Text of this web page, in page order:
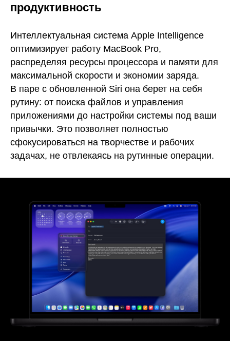
продуктивность
Интеллектуальная система Apple Intelligence
оптимизирует работу MacBook Pro,
распределяя ресурсы процессора и памяти для
максимальной скорости и экономии заряда.
В паре с обновленной Siri она берет на себя
рутину: от поиска файлов и управления
приложениями до настройки системы под ваши
привычки. Это позволяет полностью
сфокусироваться на творчестве и рабочих
задачах, не отвлекаясь на рутинные операции.